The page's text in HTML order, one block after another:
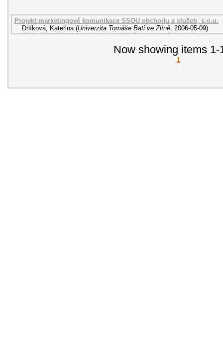
Projekt marketingové komunikace SSOU obchodu a služeb, s.o.u.
Drlíková, Kateřina (Univerzita Tomáše Bati ve Zlíně 2006-05-09)
Now showing items 1-
1